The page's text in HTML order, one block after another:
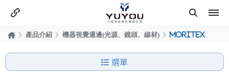
產品介紹 機器視覺週邊(光源、鏡頭、線材) MORITEX
選單